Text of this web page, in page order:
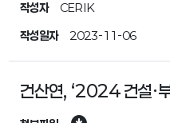
작성자 CERIK
작성일자 2023-11-06
건산연, ‘2024 건설∙